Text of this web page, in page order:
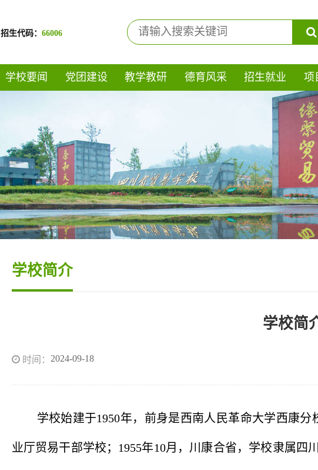
招生代码：66006
学校要闻 党团建设 教学教研 德育风采 招生就业 项
学校简介
学校简
时间： 2024-09-18
学校始建于1950年，前身是西南人民革命大学西康
业厅贸易干部学校； 1955年10月，川康合省，学校隶属四